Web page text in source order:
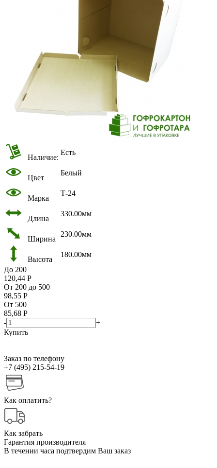
Наличие:
Есть
Цвет
Белый
Марка
Т-24
Длина
330.00мм
Ширина
230.00мм
Высота
180.00мм
До 200
120,44 Р
От 200 до 500
98,55 Р
От 500
85,68 Р
-
+
Купить
Заказ по телефону
+7 (495) 215-54-19
Как оплатить?
Как забрать
Гарантия производителя
В течении часа подтвердим Ваш заказ